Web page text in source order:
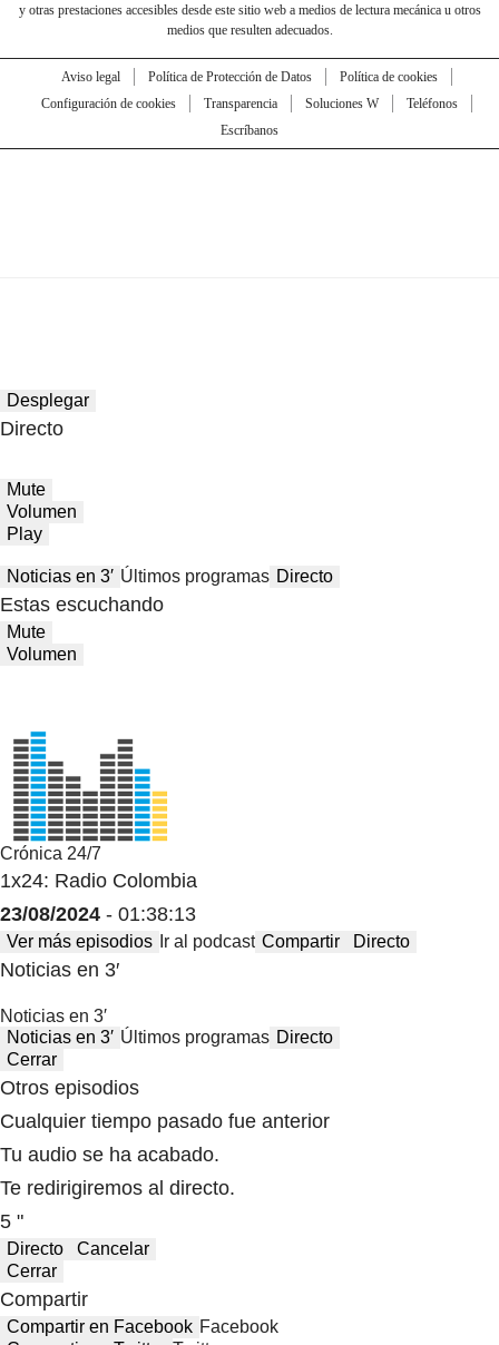
y otras prestaciones accesibles desde este sitio web a medios de lectura mecánica u otros
medios que resulten adecuados.
Aviso legal Política de Protección de Datos
Política de cookies
Configuración de cookies
Transparencia Soluciones W
Teléfonos
Escríbanos
Desplegar
Directo
Mute
Volumen
Play
Noticias en 3′ Últimos programas Directo
Estas escuchando
Mute
Volumen
Crónica 24/7
1x24: Radio Colombia
23/08/2024 - 01:38:13
Ver más episodios Ir al podcast Compartir Directo
Noticias en 3′
Noticias en 3′
Noticias en 3′ Últimos programas Directo
Cerrar
Otros episodios
Cualquier tiempo pasado fue anterior
Tu audio se ha acabado.
Te redirigiremos al directo.
5 "
Directo
Cancelar
Cerrar
Compartir
Compartir en Facebook Facebook